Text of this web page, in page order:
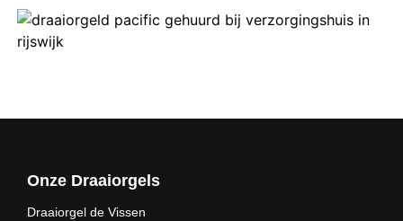
Onze Draaiorgels
Draaiorgel de Vissen